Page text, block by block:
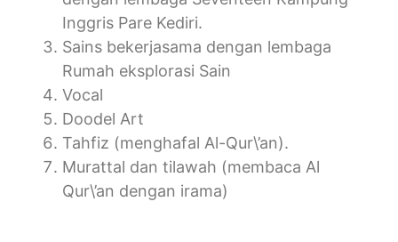
Inggris Pare Kediri.
Sains bekerjasama dengan lembaga
Rumah eksplorasi Sain
Vocal
Doodel Art
Tahfiz (menghafal Al-Qur\’an).
Murattal dan tilawah (membaca Al
Qur\’an dengan irama)